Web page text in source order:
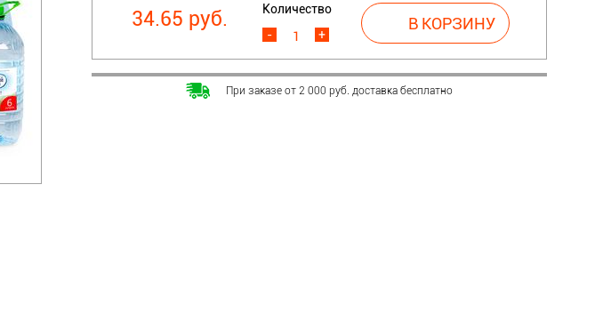
34.65 руб.
Количество
+
-
При заказе от 2 000 руб. доставка бесплатно